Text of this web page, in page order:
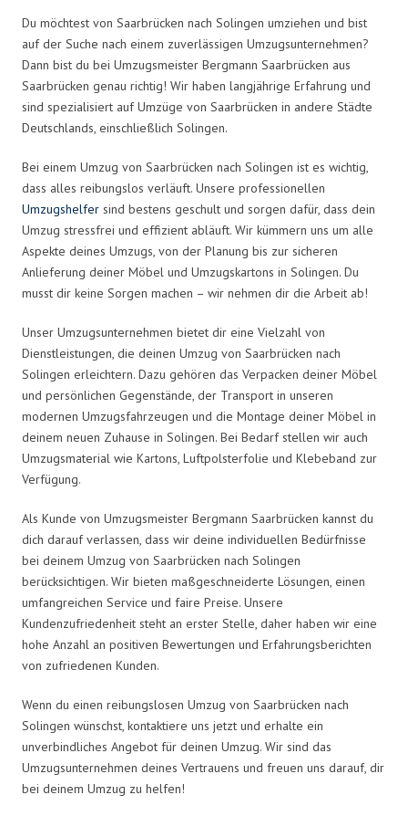
Du möchtest von Saarbrücken nach Solingen umziehen und bist
auf der Suche nach einem zuverlässigen Umzugsunternehmen?
Dann bist du bei Umzugsmeister Bergmann Saarbrücken aus
Saarbrücken genau richtig! Wir haben langjährige Erfahrung und
sind spezialisiert auf Umzüge von Saarbrücken in andere Städte
Deutschlands, einschließlich Solingen.
Bei einem Umzug von Saarbrücken nach Solingen ist es wichtig,
dass alles reibungslos verläuft. Unsere professionellen
Umzugshelfer sind bestens geschult und sorgen dafür, dass dein
Umzug stressfrei und effizient abläuft. Wir kümmern uns um alle
Aspekte deines Umzugs, von der Planung bis zur sicheren
Anlieferung deiner Möbel und Umzugskartons in Solingen. Du
musst dir keine Sorgen machen – wir nehmen dir die Arbeit ab!
Unser Umzugsunternehmen bietet dir eine Vielzahl von
Dienstleistungen, die deinen Umzug von Saarbrücken nach
Solingen erleichtern. Dazu gehören das Verpacken deiner Möbel
und persönlichen Gegenstände, der Transport in unseren
modernen Umzugsfahrzeugen und die Montage deiner Möbel in
deinem neuen Zuhause in Solingen. Bei Bedarf stellen wir auch
Umzugsmaterial wie Kartons, Luftpolsterfolie und Klebeband zur
Verfügung.
Als Kunde von Umzugsmeister Bergmann Saarbrücken kannst du
dich darauf verlassen, dass wir deine individuellen Bedürfnisse
bei deinem Umzug von Saarbrücken nach Solingen
berücksichtigen. Wir bieten maßgeschneiderte Lösungen, einen
umfangreichen Service und faire Preise. Unsere
Kundenzufriedenheit steht an erster Stelle, daher haben wir eine
hohe Anzahl an positiven Bewertungen und Erfahrungsberichten
von zufriedenen Kunden.
Wenn du einen reibungslosen Umzug von Saarbrücken nach
Solingen wünschst, kontaktiere uns jetzt und erhalte ein
unverbindliches Angebot für deinen Umzug. Wir sind das
Umzugsunternehmen deines Vertrauens und freuen uns darauf, dir
bei deinem Umzug zu helfen!